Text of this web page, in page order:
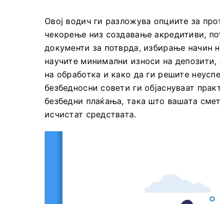
Овој водич ги разложува опциите за
чекорење низ создавање акредитиви,
документи за потврда, избирање начин
научите минимални износи на
на обработка и како да ги решите
безбедносни совети ги објаснуваат
безбедни плаќања, така што вашата
исчистат средствата.